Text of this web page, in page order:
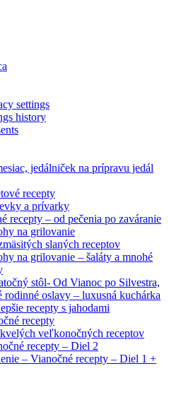
settings
history
jedálniček na prípravu jedál
recepty
a prívarky
recepty – od pečenia po zaváranie
na grilovanie
slaných receptov
na grilovanie – šaláty a mnohé
stôl- Od Vianoc po Silvestra,
oslavy – luxusná kuchárka
recepty s jahodami
recepty
veľkonočných receptov
recepty – Diel 2
– Vianočné recepty – Diel 1 +